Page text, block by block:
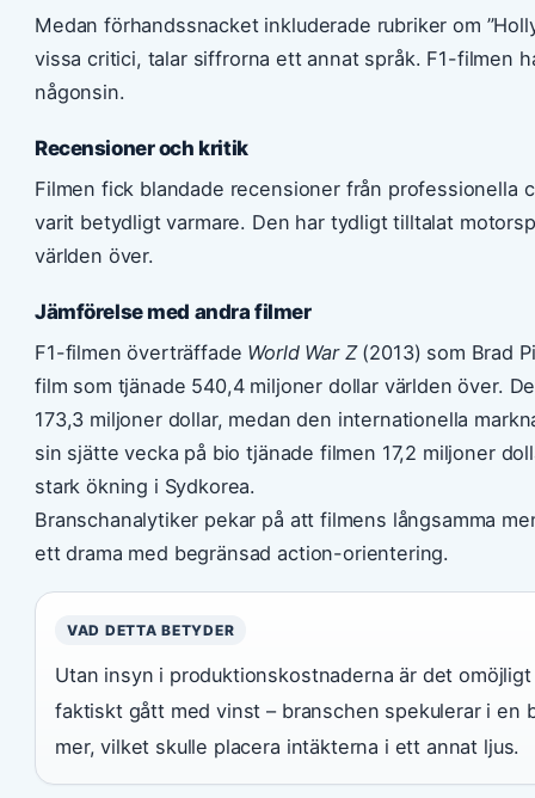
Medan förhandssnacket inkluderade rubriker om
vissa critici, talar siffrorna ett annat språk. F1-filmen
någonsin.
Recensioner och kritik
Filmen fick blandade recensioner från professionella
varit betydligt varmare. Den har tydligt tilltalat
världen över.
Jämförelse med andra filmer
F1-filmen överträffade World War Z(2013) som Brad
film som tjänade 540,4 miljoner dollar världen över.
173,3 miljoner dollar, medan den internationella
sin sjätte vecka på bio tjänade filmen 17,2 miljoner
stark ökning i Sydkorea.
Branschanalytiker pekar på att filmens långsamma
ett drama med begränsad action-orientering.
VAD DETTA BETYDER
Utan insyn i produktionskostnaderna är det
faktiskt gått med vinst – branschen spekulerar i en
mer, vilket skulle placera intäkterna i ett annat ljus.